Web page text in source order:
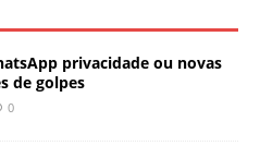
privacidade ou novas
de golpes
0